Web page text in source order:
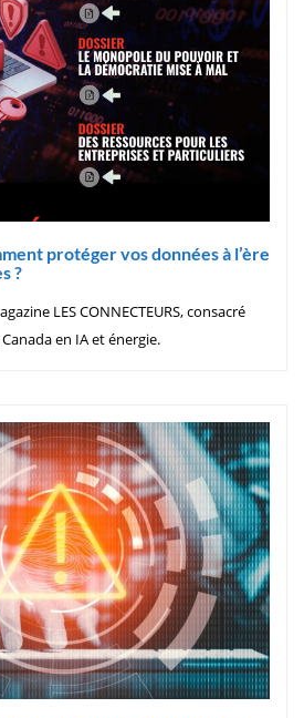
protéger vos données à l’ère
?
LES CONNECTEURS, consacré
en IA et énergie.